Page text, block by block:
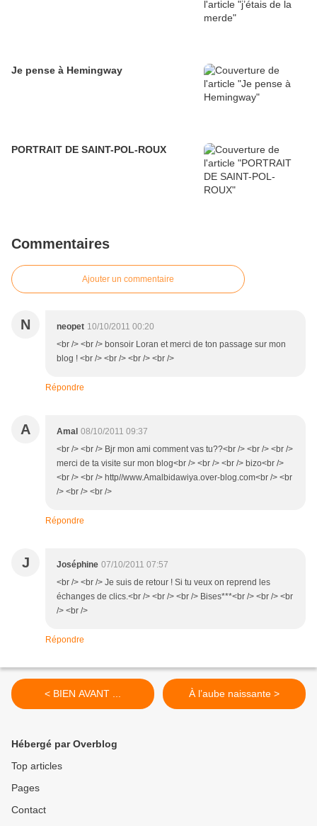
Je pense à Hemingway
PORTRAIT DE SAINT-POL-ROUX
Commentaires
Ajouter un commentaire
N neopet 10/10/2011 00:20
<br /> <br /> bonsoir Loran et merci de ton passage sur mon
blog ! <br /> <br /> <br /> <br />
Répondre
A Amal 08/10/2011 09:37
<br /> <br /> Bjr mon ami comment vas tu??<br /> <br /> <br />
merci de ta visite sur mon blog<br /> <br /> <br /> bizo<br />
<br /> <br /> http//www.Amalbidawiya.over-blog.com<br /> <br
/> <br /> <br />
Répondre
J Joséphine 07/10/2011 07:57
<br /> <br /> Je suis de retour ! Si tu veux on reprend les
échanges de clics.<br /> <br /> <br /> Bises***<br /> <br /> <br
/> <br />
Répondre
< BIEN AVANT ... À l’aube naissante >
Hébergé par Overblog
Top articles
Pages
Contact